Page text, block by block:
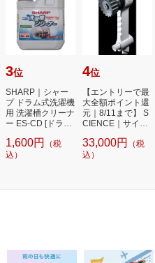
3位
SHARP｜シャー
プ ドラム式洗濯機
用 洗濯槽クリーナ
ー ES-CD [ドラム
1,600円
（税
込）
4位
【エントリーで最
大全額ポイント還
元｜8/11まで】 S
CIENCE｜サイエ
ッ...
33,000円
（税
込）